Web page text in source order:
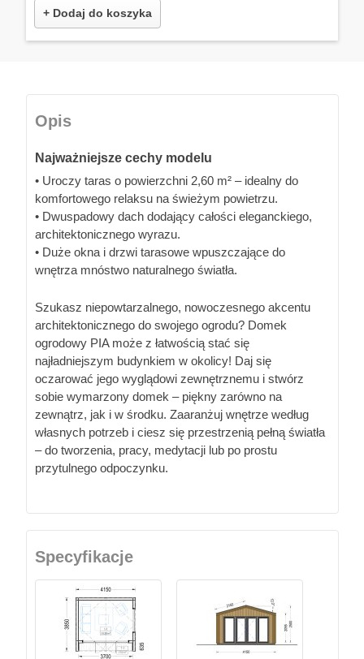
+ Dodaj do koszyka
Opis
Najważniejsze cechy modelu
• Uroczy taras o powierzchni 2,60 m² – idealny do
komfortowego relaksu na świeżym powietrzu.
• Dwuspadowy dach dodający całości eleganckiego,
architektonicznego wyrazu.
• Duże okna i drzwi tarasowe wpuszczające do
wnętrza mnóstwo naturalnego światła.
Szukasz niepowtarzalnego, nowoczesnego akcentu
architektonicznego do swojego ogrodu? Domek
ogrodowy PIA może z łatwością stać się
najładniejszym budynkiem w okolicy! Daj się
oczarować jego wyglądowi zewnętrznemu i stwórz
sobie wymarzony domek – piękny zarówno na
zewnątrz, jak i w środku. Zaaranżuj wnętrze według
własnych potrzeb i ciesz się przestrzenią pełną światła
– do tworzenia, pracy, medytacji lub po prostu
przytulnego odpoczynku.
Specyfikacje